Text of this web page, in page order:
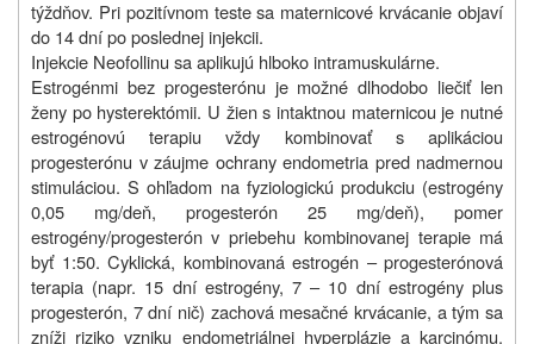
týždňov. Pri pozitívnom teste sa maternicové krvácanie objaví
do 14 dní po poslednej injekcii.
Injekcie Neofollinu sa aplikujú hlboko intramuskulárne.
Estrogénmi bez progesterónu je možné dlhodobo liečiť len
ženy po hysterektómii. U žien s intaktnou maternicou je nutné
estrogénovú terapiu vždy kombinovať s aplikáciou
progesterónu v záujme ochrany endometria pred nadmernou
stimuláciou. S ohľadom na fyziologickú produkciu (estrogény
0,05 mg/deň, progesterón 25 mg/deň), pomer
estrogény/progesterón v priebehu kombinovanej terapie má
byť 1:50. Cyklická, kombinovaná estrogén – progesterónová
terapia (napr. 15 dní estrogény, 7 – 10 dní estrogény plus
progesterón, 7 dní nič) zachová mesačné krvácanie, a tým sa
zníži riziko vzniku endometriálnej hyperplázie a karcinómu.